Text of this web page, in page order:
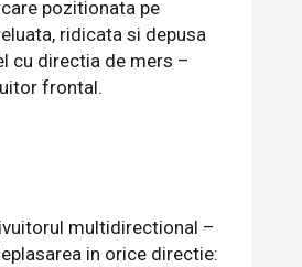
pozitionata pe
ridicata si depusa
cu directia de mers –
frontal.
multidirectional –
in orice directie: